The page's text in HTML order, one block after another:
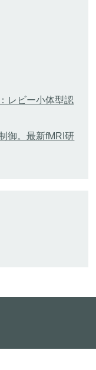
レビー小体型認
御。最新fMRI研